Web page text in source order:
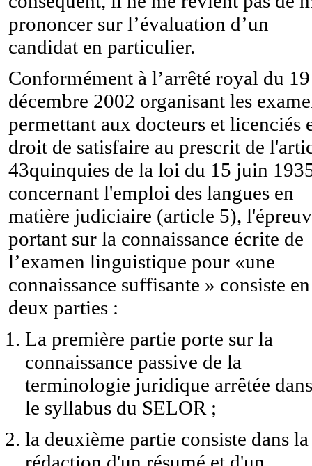
prononcer sur l’évaluation d’un
candidat en particulier.
Conformément à l’arrêté royal du 19
décembre 2002 organisant les
permettant aux docteurs et licenciés
droit de satisfaire au prescrit de
43quinquies de la loi du 15 juin
concernant l'emploi des langues en
matière judiciaire (article 5),
portant sur la connaissance écrite de
l’examen linguistique pour «une
connaissance suffisante » consiste en
deux parties :
La première partie porte sur la
connaissance passive de la
terminologie juridique arrêtée dans
le syllabus du SELOR ;
la deuxième partie consiste dans la